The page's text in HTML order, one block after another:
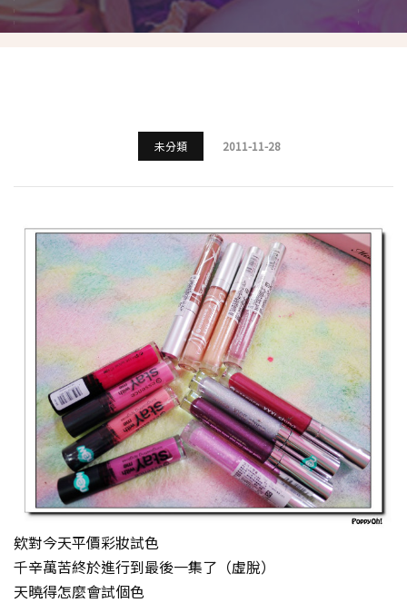
未分類 2011-11-28
欸對今天平價彩妝試色
千辛萬苦終於進行到最後一集了（虛脫）
天曉得怎麼會試個色